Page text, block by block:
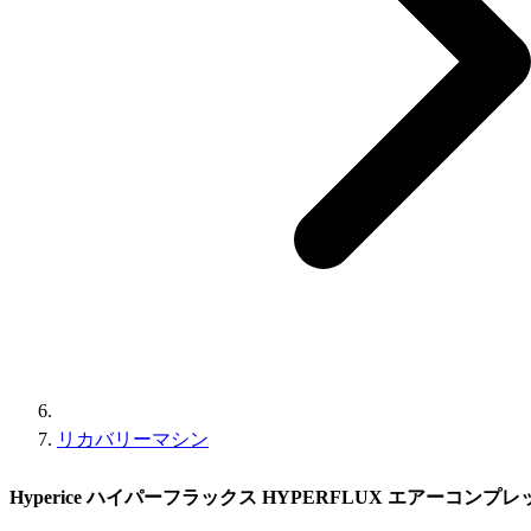
リカバリーマシン
Hyperice ハイパーフラックス HYPERFLUX エアーコンプレ